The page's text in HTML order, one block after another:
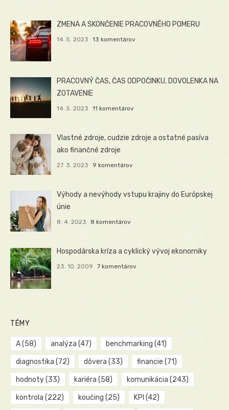
ZMENA A SKONČENIE PRACOVNÉHO POMERU
14. 5. 2023 13 komentárov
PRACOVNÝ ČAS, ČAS ODPOČINKU, DOVOLENKA NA
ZOTAVENIE
14. 5. 2023 11 komentárov
Vlastné zdroje, cudzie zdroje a ostatné pasíva
ako finančné zdroje
27. 3. 2023 9 komentárov
Výhody a nevýhody vstupu krajiny do Európskej
únie
8. 4. 2023 8 komentárov
Hospodárska kríza a cyklický vývoj ekonomiky
23. 10. 2009 7 komentárov
TÉMY
A(58) analýza (47) benchmarking (41)
diagnostika (72) dôvera (33) financie (71)
hodnoty(33) kariéra (58) komunikácia (243)
kontrola (222) koučing (25) KPI (42)